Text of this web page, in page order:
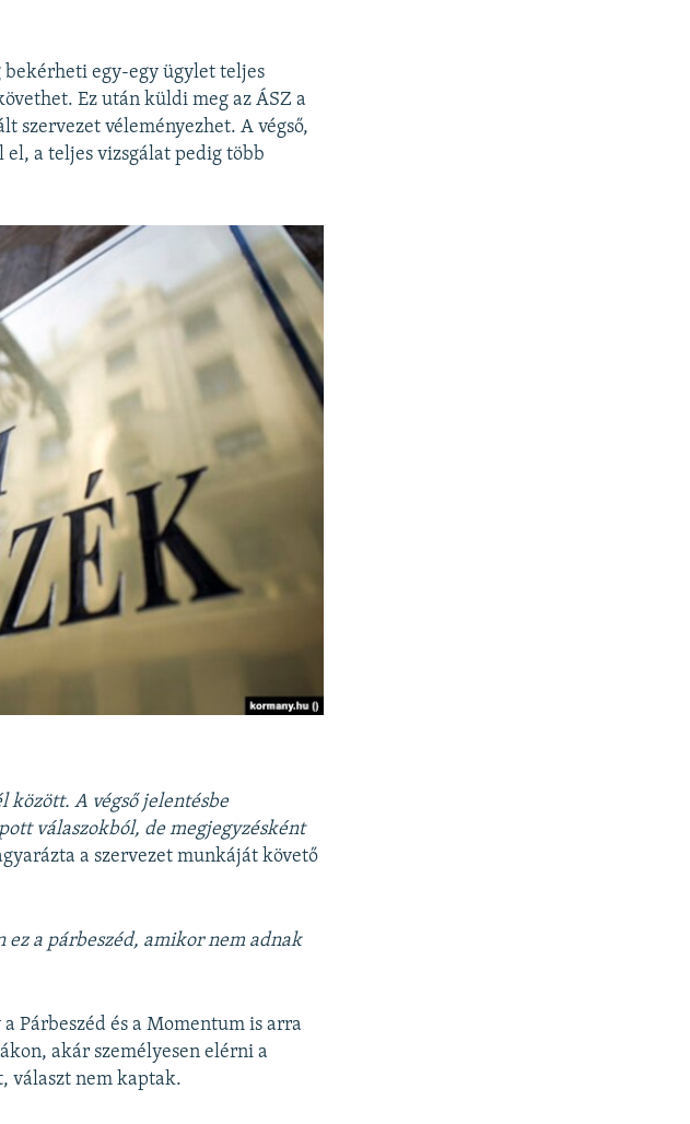
bekérheti egy-egy ügylet teljes
Ez után küldi meg az ÁSZ a
szervezet véleményezhet. A végső,
el, a teljes vizsgálat pedig több
között. A végső jelentésbe
válaszokból, de megjegyzésként
a szervezet munkáját követő
ez a párbeszéd, amikor nem adnak
Párbeszéd és a Momentum is arra
akár személyesen elérni a
választ nem kaptak.